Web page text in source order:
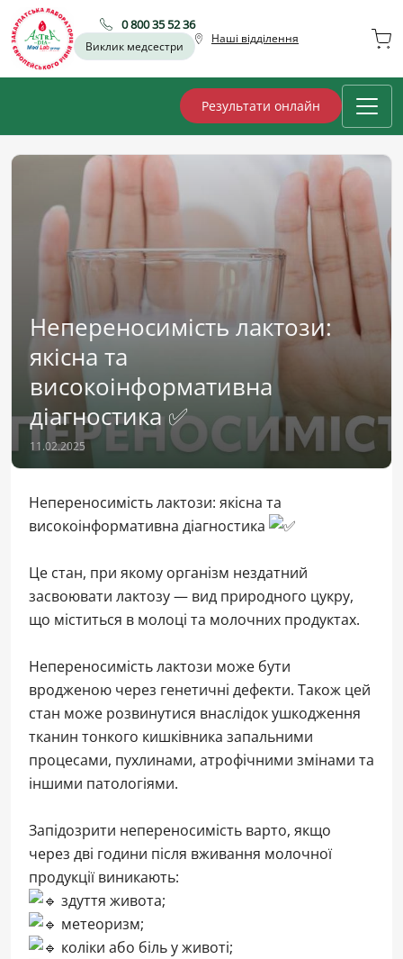
0 800 35 52 36
Виклик медсестри
Наші відділення
Результати онлайн
Непереносимість лактози:
якісна та
високоінформативна
діагностика ✅
11.02.2025
Непереносимість лактози: якісна та
високоінформативна діагностика
Це стан, при якому організм нездатний
засвоювати лактозу — вид природного цукру,
що міститься в молоці та молочних продуктах.
Непереносимість лактози може бути
вродженою через генетичні дефекти. Також цей
стан може розвинутися внаслідок ушкодження
тканин тонкого кишківника запальними
процесами, пухлинами, атрофічними змінами та
іншими патологіями.
Запідозрити непереносимість варто, якщо
через дві години після вживання молочної
продукції виникають:
здуття живота;
метеоризм;
коліки або біль у животі;